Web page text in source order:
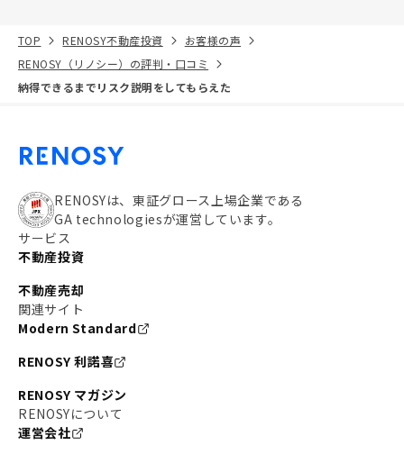
TOP RENOSY不動産投資
お客様の声
RENOSY（リノシー）の評判・口コミ
納得できるまでリスク説明をしてもらえた
RENOSYは、東証グロース上場企業である
GA technologiesが運営しています。
サービス
不動産投資
不動産売却
関連サイト
Modern Standard
RENOSY 利諾喜
RENOSY マガジン
RENOSYについて
運営会社